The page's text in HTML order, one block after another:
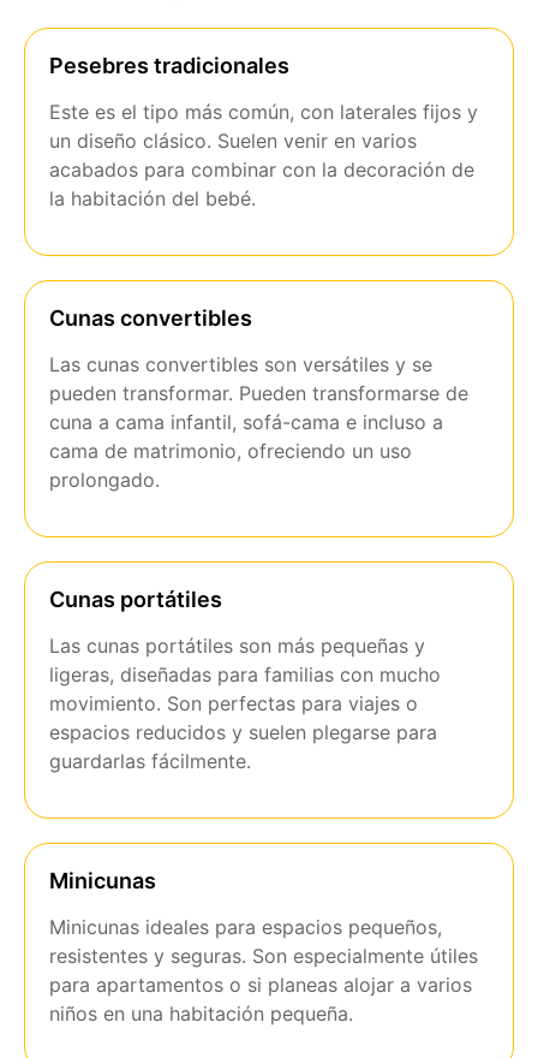
Pesebres tradicionales
Este es el tipo más común, con laterales fijos y
un diseño clásico. Suelen venir en varios
acabados para combinar con la decoración de
la habitación del bebé.
Cunas convertibles
Las cunas convertibles son versátiles y se
pueden transformar. Pueden transformarse de
cuna a cama infantil, sofá-cama e incluso a
cama de matrimonio, ofreciendo un uso
prolongado.
Cunas portátiles
Las cunas portátiles son más pequeñas y
ligeras, diseñadas para familias con mucho
movimiento. Son perfectas para viajes o
espacios reducidos y suelen plegarse para
guardarlas fácilmente.
Minicunas
Minicunas ideales para espacios pequeños,
resistentes y seguras. Son especialmente útiles
para apartamentos o si planeas alojar a varios
niños en una habitación pequeña.